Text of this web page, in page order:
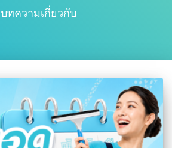
บทความเกี่ยวกับ